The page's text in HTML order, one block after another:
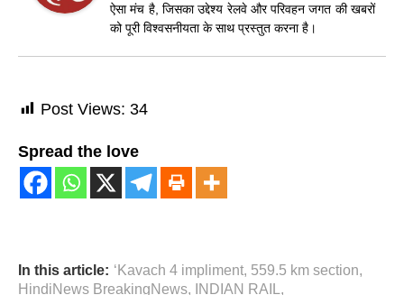
ऐसा मंच है, जिसका उद्देश्य रेलवे और परिवहन जगत की खबरों
को पूरी विश्वसनीयता के साथ प्रस्तुत करना है।
Post Views: 34
Spread the love
In this article: ‘Kavach 4 impliment, 559.5 km section,
HindiNews BreakingNews, INDIAN RAIL ,